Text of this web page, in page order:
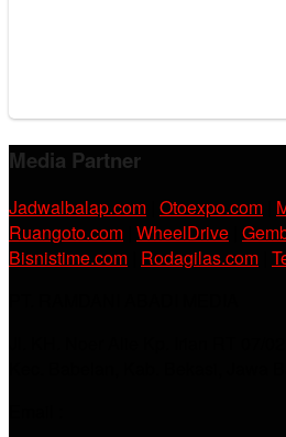
Media Partner
Jadwalbalap.com Otoexpo.com
Ruangoto.com WheelDrive
Bisnistime.com Rodagilas.com